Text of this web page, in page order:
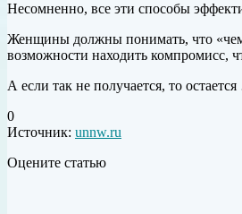
Несомненно, все эти способы
Женщины должны понимать, что «чем
возможности находить компромисс,
А если так не получается, то
0
Источник: unnw.ru
Оцените статью